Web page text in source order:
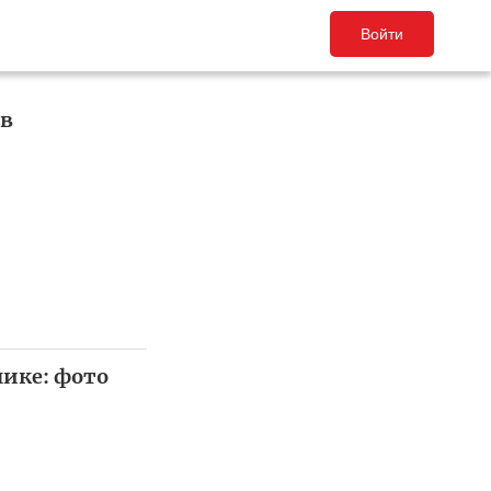
Войти
фото